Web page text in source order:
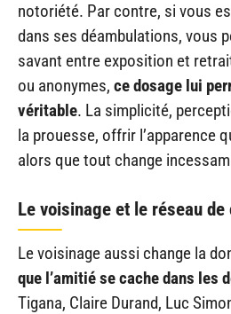
notoriété. Par contre, si vous
dans ses déambulations, vous
savant entre exposition et
ou anonymes, ce dosage lui
véritable. La simplicité,
la prouesse, offrir l’apparence
alors que tout change
Le voisinage et le réseau
Le voisinage aussi change la
que l’amitié se cache dans les
Tigana, Claire Durand, Luc